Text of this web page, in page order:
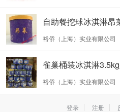
自助餐挖球冰淇淋
裕侨（上海）实业有限公司
雀巢桶装冰淇淋
裕侨（上海）实业有限公司
登录 注册